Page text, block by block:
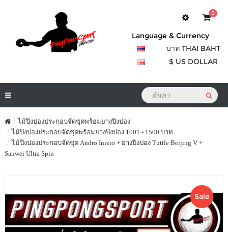
0
Language & Currency
บาท THAI BAHT
$ US DOLLAR
ไม้ปิงปองประกอบจัดชุดพร้อมยางปิงปอง
ไม้ปิงปองประกอบจัดชุดพร้อมยางปิงปอง 1001 - 1500 บาท
ไม้ปิงปองประกอบจัดชุด Andro Inizio + ยางปิงปอง Tuttle Beijing V +
Sanwei Ultra Spin
Sale